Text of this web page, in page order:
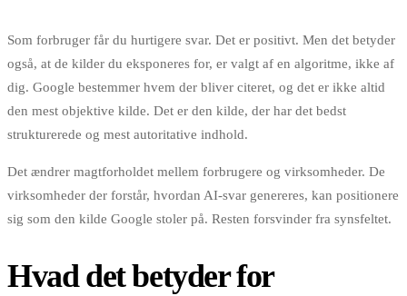
Som forbruger får du hurtigere svar. Det er positivt. Men det betyder
også, at de kilder du eksponeres for, er valgt af en algoritme, ikke af
dig. Google bestemmer hvem der bliver citeret, og det er ikke altid
den mest objektive kilde. Det er den kilde, der har det bedst
strukturerede og mest autoritative indhold.
Det ændrer magtforholdet mellem forbrugere og virksomheder. De
virksomheder der forstår, hvordan AI-svar genereres, kan positionere
sig som den kilde Google stoler på. Resten forsvinder fra synsfeltet.
Hvad det betyder for